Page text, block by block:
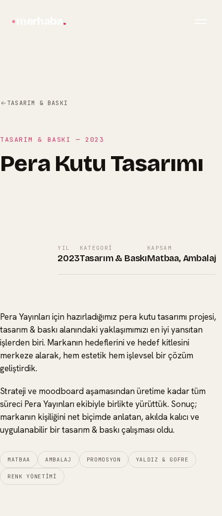
.
bilgi@merhabagrafik.com ·Hopa/Artvin
TASARIM & BASKI
TASARIM & BASKI — 2023
Pera Kutu Tasarımı
YIL
2023
KATEGORI
Tasarım & Baskı
KAPSAM
Matbaa, Ambalaj
Pera Yayınları için hazırladığımız pera kutu tasarımı projesi,
tasarım & baskı alanındaki yaklaşımımızı en iyi yansıtan
işlerden biri. Markanın hedeflerini ve hedef kitlesini
merkeze alarak, hem estetik hem işlevsel bir çözüm
geliştirdik.
Strateji ve moodboard aşamasından üretime kadar tüm
süreci Pera Yayınları ekibiyle birlikte yürüttük. Sonuç;
markanın kişiliğini net biçimde anlatan, akılda kalıcı ve
uygulanabilir bir tasarım & baskı çalışması oldu.
MATBAA AMBALAJ PROMOSYON YALDIZ & GOFRE
RENK YÖNETIMI